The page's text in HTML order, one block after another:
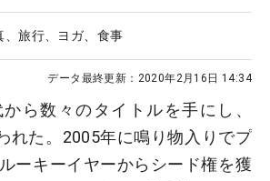
、旅行、ヨガ、食事
データ最終更新： 2020年2月16日 14:34
ら数々のタイトルを手にし、
れた。2005年に鳴り物入りでプ
ーキーイヤーからシード権を獲